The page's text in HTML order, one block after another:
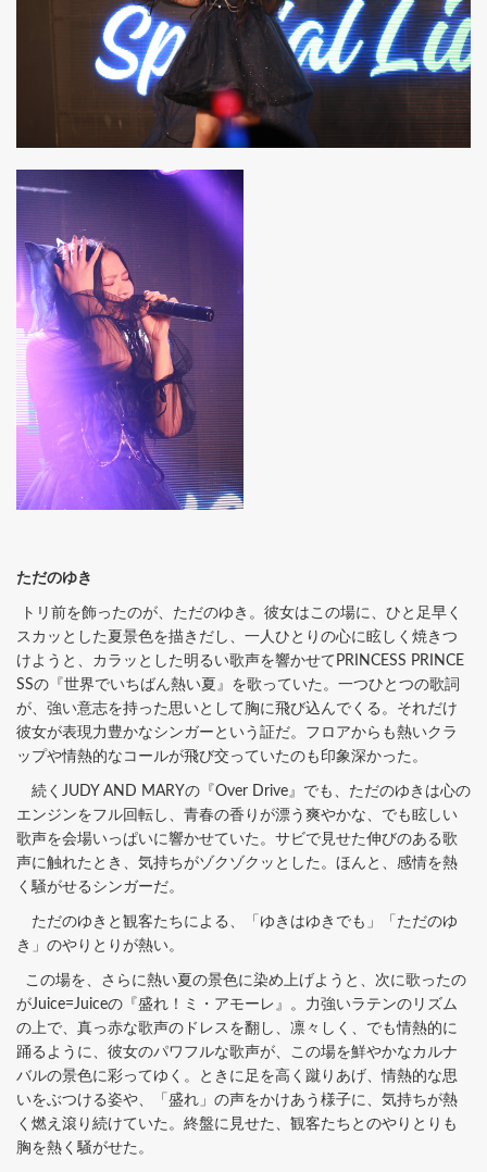
ただのゆき
トリ前を飾ったのが、ただのゆき。彼女はこの場に、ひと足早く
スカッとした夏景色を描きだし、一人ひとりの心に眩しく焼きつ
けようと、カラッとした明るい歌声を響かせてPRINCESS PRINCE
SSの『世界でいちばん熱い夏』を歌っていた。一つひとつの歌詞
が、強い意志を持った思いとして胸に飛び込んでくる。それだけ
彼女が表現力豊かなシンガーという証だ。フロアからも熱いクラ
ップや情熱的なコールが飛び交っていたのも印象深かった。
続くJUDY AND MARYの『Over Drive』でも、ただのゆきは心の
エンジンをフル回転し、青春の香りが漂う爽やかな、でも眩しい
歌声を会場いっぱいに響かせていた。サビで見せた伸びのある歌
声に触れたとき、気持ちがゾクゾクッとした。ほんと、感情を熱
く騒がせるシンガーだ。
ただのゆきと観客たちによる、「ゆきはゆきでも」「ただのゆ
き」のやりとりが熱い。
この場を、さらに熱い夏の景色に染め上げようと、次に歌ったの
がJuice=Juiceの『盛れ！ミ・アモーレ』。力強いラテンのリズム
の上で、真っ赤な歌声のドレスを翻し、凛々しく、でも情熱的に
踊るように、彼女のパワフルな歌声が、この場を鮮やかなカルナ
バルの景色に彩ってゆく。ときに足を高く蹴りあげ、情熱的な思
いをぶつける姿や、「盛れ」の声をかけあう様子に、気持ちが熱
く燃え滾り続けていた。終盤に見せた、観客たちとのやりとりも
胸を熱く騒がせた。